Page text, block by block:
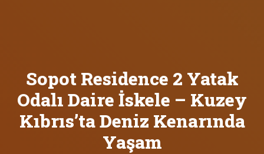
Sopot Residence 2 Yatak
Odalı Daire İskele – Kuzey
Kıbrıs’ta Deniz Kenarında
Yaşam